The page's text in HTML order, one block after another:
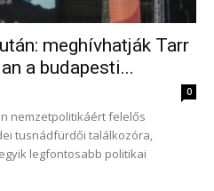
meghívhatják Tarr
a budapesti...
0
nemzetpolitikáért felelős
tusnádfürdői találkozóra,
legfontosabb politikai